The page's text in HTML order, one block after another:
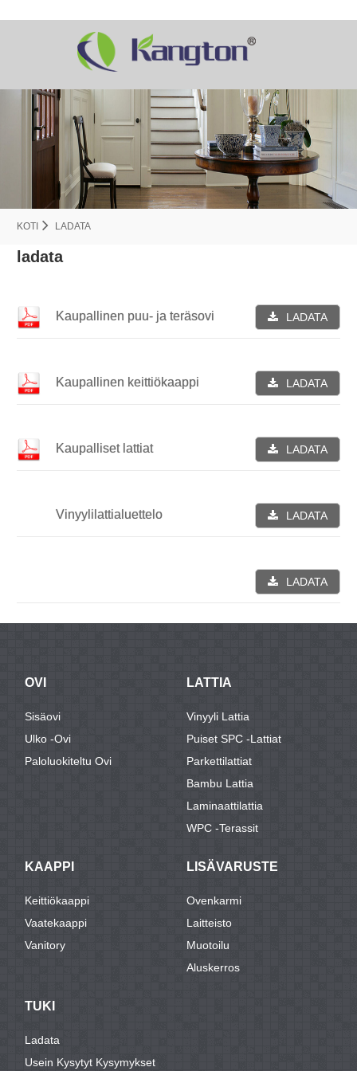
KOTI LADATA
ladata
Kaupallinen puu- ja teräsovi LADATA
Kaupallinen keittiökaappi LADATA
Kaupalliset lattiat LADATA
Vinyylilattialuettelo LADATA
LADATA
OVI
Sisäovi
Ulko -ovi
Paloluokiteltu Ovi
LATTIA
Vinyyli Lattia
Puiset SPC -lattiat
Parkettilattiat
Bambu Lattia
Laminaattilattia
WPC -terassit
KAAPPI
Keittiökaappi
Vaatekaappi
Vanitory
LISÄVARUSTE
Ovenkarmi
Laitteisto
Muotoilu
Aluskerros
TUKI
Ladata
Usein Kysytyt Kysymykset